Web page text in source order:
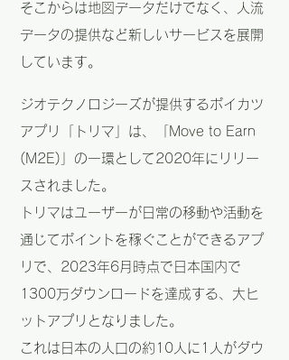
そこからは地図データだけでなく、人流
データの提供など新しいサービスを展開
しています。
ジオテクノロジーズが提供するポイカツ
アプリ「トリマ」は、「Move to Earn
(M2E)」の一環として2020年にリリー
スされました。
トリマはユーザーが日常の移動や活動を
通じてポイントを稼ぐことができるアプ
リで、2023年6月時点で日本国内で
1300万ダウンロードを達成する、大ヒ
ットアプリとなりました。
これは日本の人口の約10人に1人がダウ